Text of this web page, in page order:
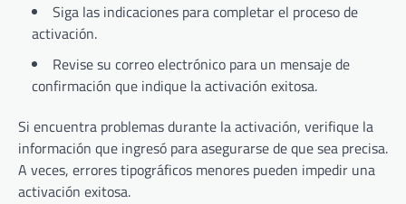
Siga las indicaciones para completar el proceso de
activación.
Revise su correo electrónico para un mensaje de
confirmación que indique la activación exitosa.
Si encuentra problemas durante la activación, verifique la
información que ingresó para asegurarse de que sea precisa.
A veces, errores tipográficos menores pueden impedir una
activación exitosa.